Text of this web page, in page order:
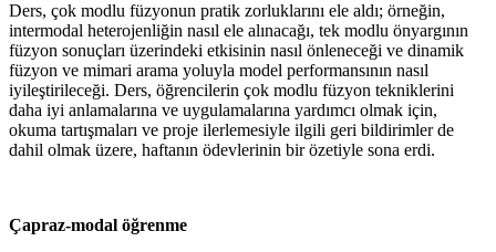
Ders, çok modlu füzyonun pratik zorluklarını ele aldı; örneğin,
intermodal heterojenliğin nasıl ele alınacağı, tek modlu önyargının
füzyon sonuçları üzerindeki etkisinin nasıl önleneceği ve dinamik
füzyon ve mimari arama yoluyla model performansının nasıl
iyileştirileceği. Ders, öğrencilerin çok modlu füzyon tekniklerini
daha iyi anlamalarına ve uygulamalarına yardımcı olmak için,
okuma tartışmaları ve proje ilerlemesiyle ilgili geri bildirimler de
dahil olmak üzere, haftanın ödevlerinin bir özetiyle sona erdi.
Çapraz-modal öğrenme